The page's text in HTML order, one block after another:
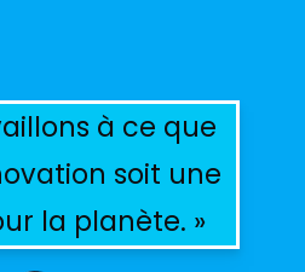
à ce que
soit une
la planète. »